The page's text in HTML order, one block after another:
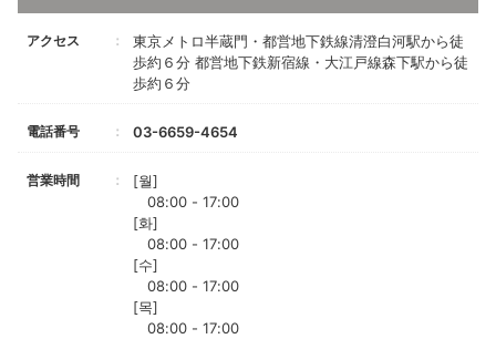
アクセス
東京メトロ半蔵門・都営地下鉄線清澄白河駅から徒
歩約６分 都営地下鉄新宿線・大江戸線森下駅から徒
歩約６分
電話番号 03-6659-4654
営業時間
[월]
08:00 - 17:00
[화]
08:00 - 17:00
[수]
08:00 - 17:00
[목]
08:00 - 17:00